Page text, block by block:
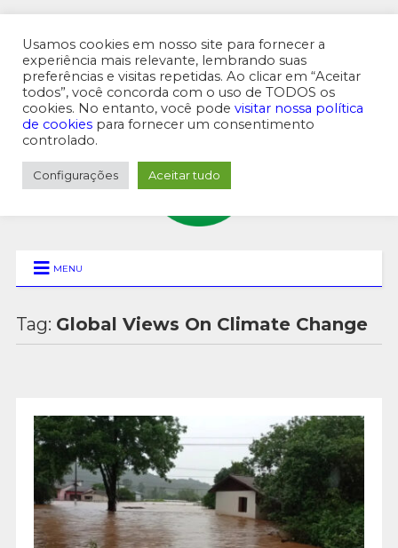
MENU SUPERIOR
MENU
Tag: Global Views On Climate Change
Usamos cookies em nosso site para fornecer a
experiência mais relevante, lembrando suas
preferências e visitas repetidas. Ao clicar em “Aceitar
todos”, você concorda com o uso de TODOS os
cookies. No entanto, você pode visitar nossa política
de cookies para fornecer um consentimento
controlado.
Configurações Aceitar tudo